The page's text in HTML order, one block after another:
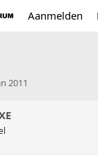
Aanmelden
2011